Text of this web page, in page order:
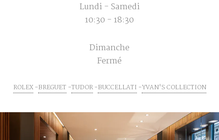
Lundi - Samedi
10:30 - 18:30
Dimanche
Fermé
ROLEX BREGUET TUDOR BUCCELLATI YVAN'S COLLECTION